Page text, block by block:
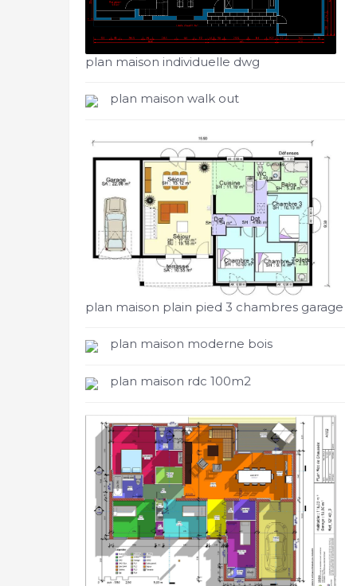
plan maison individuelle dwg
plan maison walk out
plan maison plain pied 3 chambres garage
plan maison moderne bois
plan maison rdc 100m2